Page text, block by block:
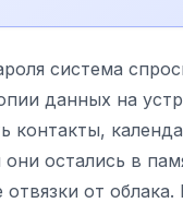
система
данных на
контакты,
остались в
отвязки от облака.